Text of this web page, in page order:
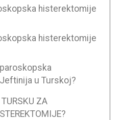
histerektomije
histerektomije
u Turskoj?
ZA